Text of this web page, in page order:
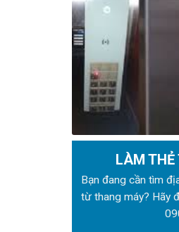
LÀM
Bạn đang cần tìm
từ thang máy? Hãy